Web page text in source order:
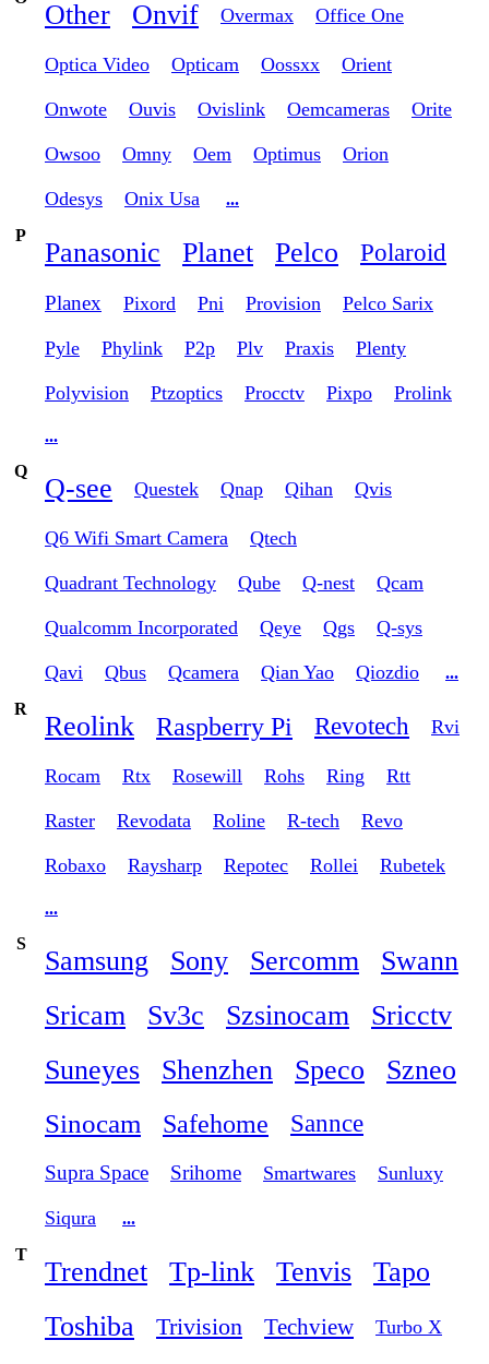
Other Onvif Overmax Office One
Optica Video Opticam Oossxx Orient
Onwote Ouvis Ovislink Oemcameras Orite
Owsoo Omny Oem Optimus Orion
Odesys Onix Usa
...
P
Panasonic Planet Pelco Polaroid
Planex Pixord Pni Provision Pelco Sarix
Pyle Phylink P2p Plv Praxis Plenty
Polyvision Ptzoptics Procctv Pixpo Prolink
...
Q
Q-see Questek Qnap Qihan Qvis
Q6 Wifi Smart Camera Qtech
Quadrant Technology Qube Q-nest Qcam
Qualcomm Incorporated Qeye Qgs Q-sys
Qavi Qbus Qcamera Qian Yao Qiozdio
...
R
Reolink Raspberry Pi Revotech Rvi
Rocam Rtx Rosewill Rohs Ring Rtt
Raster Revodata Roline R-tech Revo
Robaxo Raysharp Repotec Rollei Rubetek
...
S
Samsung Sony Sercomm
Swann
Sricam
Sv3c Szsinocam
Sricctv
Suneyes
Shenzhen Speco Szneo
Sinocam Safehome Sannce
Supra Space Srihome Smartwares Sunluxy
Siqura
...
T
Trendnet Tp-link Tenvis
Tapo
Toshiba
Trivision Techview Turbo X